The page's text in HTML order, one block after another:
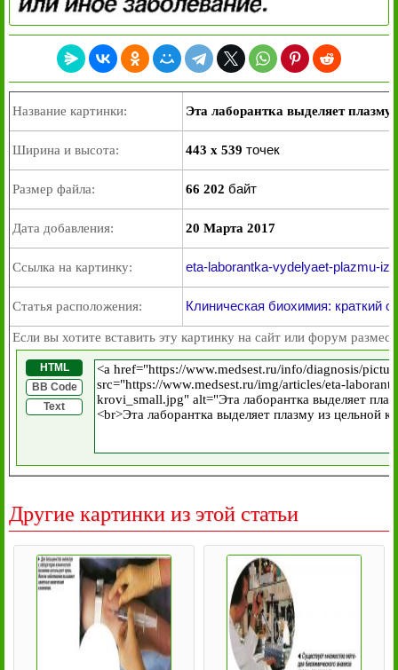
Название картинки: Эта лаборантка выделяет плазму
Ширина и высота: 443 x 539 точек
Размер файла: 66 202 байт
Дата добавления: 20 Марта 2017
Ссылка на картинку: eta-laborantka-vydelyaet-plazmu-
Статья расположения: Клиническая биохимия: краткий
Если вы хотите вставить эту картинку на сайт или форум
HTML
BB Code
Text
Другие картинки из этой статьи